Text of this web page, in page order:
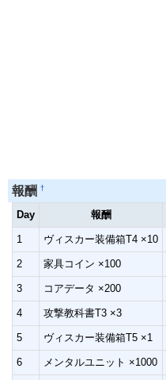
報酬 †
Day 報酬
1 ヴィスカー装備箱T4 ×10
2 家具コイン ×100
3 コアデータ ×200
4 攻撃教科書T3 ×3
5 ヴィスカー装備箱T5 ×1
6 メンタルユニット ×1000